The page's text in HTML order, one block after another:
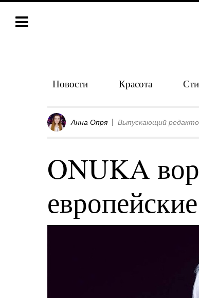
Новости Красота
Анна Опря Выпускающий
ONUKA